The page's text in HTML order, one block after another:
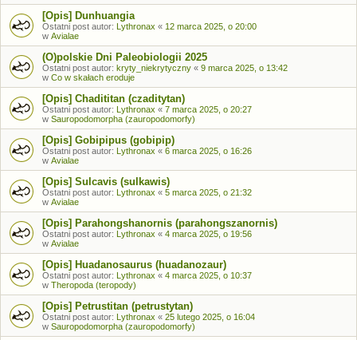
[Opis] Dunhuangia
Ostatni post autor: Lythronax « 12 marca 2025, o 20:00
w Avialae
(O)polskie Dni Paleobiologii 2025
Ostatni post autor: kryty_niekrytyczny « 9 marca 2025, o 13:42
w Co w skałach eroduje
[Opis] Chadititan (czaditytan)
Ostatni post autor: Lythronax « 7 marca 2025, o 20:27
w Sauropodomorpha (zauropodomorfy)
[Opis] Gobipipus (gobipip)
Ostatni post autor: Lythronax « 6 marca 2025, o 16:26
w Avialae
[Opis] Sulcavis (sulkawis)
Ostatni post autor: Lythronax « 5 marca 2025, o 21:32
w Avialae
[Opis] Parahongshanornis (parahongszanornis)
Ostatni post autor: Lythronax « 4 marca 2025, o 19:56
w Avialae
[Opis] Huadanosaurus (huadanozaur)
Ostatni post autor: Lythronax « 4 marca 2025, o 10:37
w Theropoda (teropody)
[Opis] Petrustitan (petrustytan)
Ostatni post autor: Lythronax « 25 lutego 2025, o 16:04
w Sauropodomorpha (zauropodomorfy)